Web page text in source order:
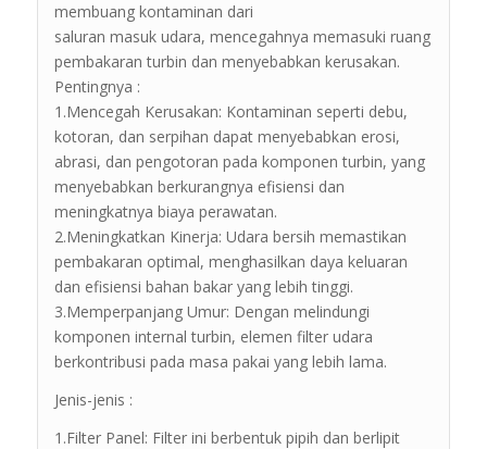
membuang kontaminan dari
saluran masuk udara, mencegahnya memasuki ruang
pembakaran turbin dan menyebabkan kerusakan.
Pentingnya :
1.Mencegah Kerusakan: Kontaminan seperti debu,
kotoran, dan serpihan dapat menyebabkan erosi,
abrasi, dan pengotoran pada komponen turbin, yang
menyebabkan berkurangnya efisiensi dan
meningkatnya biaya perawatan.
2.Meningkatkan Kinerja: Udara bersih memastikan
pembakaran optimal, menghasilkan daya keluaran
dan efisiensi bahan bakar yang lebih tinggi.
3.Memperpanjang Umur: Dengan melindungi
komponen internal turbin, elemen filter udara
berkontribusi pada masa pakai yang lebih lama.
Jenis-jenis :
1.Filter Panel: Filter ini berbentuk pipih dan berlipit